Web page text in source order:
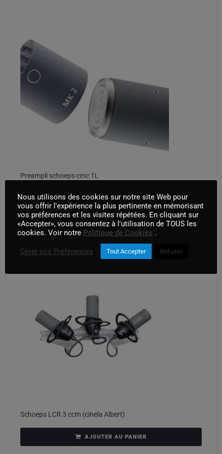
Preampli schoeps cmc 1L
AJOUTER AU PANIER
Schoeps LCR 3 ccm (cinela Albert)
AJOUTER AU PANIER
Nous utilisons des cookies sur notre site Web pour
vous offrir l'expérience la plus pertinente en mémorisant
vos préférences et les visites répétées. En cliquant sur
«Accepter», vous consentez à l'utilisation de TOUS les
cookies. Voir notre Politique de Cookies .
Gérer vos Préférences Tout Accepter Refuser